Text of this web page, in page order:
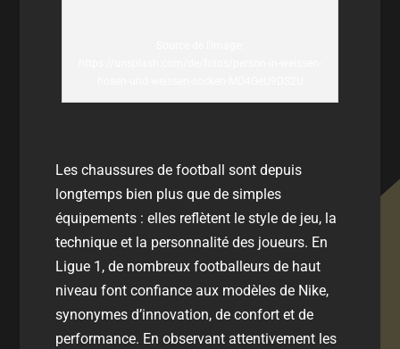
Les chaussures de football sont depuis
longtemps bien plus que de simples
équipements : elles reflètent le style de jeu, la
technique et la personnalité des joueurs. En
Ligue 1, de nombreux footballeurs de haut
niveau font confiance aux modèles de Nike,
synonymes d’innovation, de confort et de
performance. En observant attentivement les